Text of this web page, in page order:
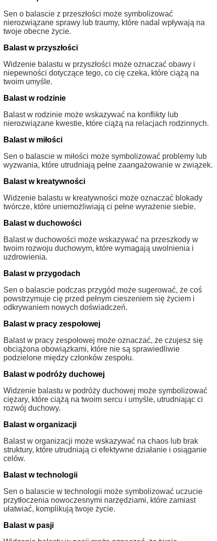
Sen o balascie z przeszłości może symbolizować
nierozwiązane sprawy lub traumy, które nadal wpływają na
twoje obecne życie.
Balast w przyszłości
Widzenie balastu w przyszłości może oznaczać obawy i
niepewności dotyczące tego, co cię czeka, które ciążą na
twoim umyśle.
Balast w rodzinie
Balast w rodzinie może wskazywać na konflikty lub
nierozwiązane kwestie, które ciążą na relacjach rodzinnych.
Balast w miłości
Sen o balascie w miłości może symbolizować problemy lub
wyzwania, które utrudniają pełne zaangażowanie w związek.
Balast w kreatywności
Widzenie balastu w kreatywności może oznaczać blokady
twórcze, które uniemożliwiają ci pełne wyrażenie siebie.
Balast w duchowości
Balast w duchowości może wskazywać na przeszkody w
twoim rozwoju duchowym, które wymagają uwolnienia i
uzdrowienia.
Balast w przygodach
Sen o balascie podczas przygód może sugerować, że coś
powstrzymuje cię przed pełnym cieszeniem się życiem i
odkrywaniem nowych doświadczeń.
Balast w pracy zespołowej
Balast w pracy zespołowej może oznaczać, że czujesz się
obciążona obowiązkami, które nie są sprawiedliwie
podzielone między członków zespołu.
Balast w podróży duchowej
Widzenie balastu w podróży duchowej może symbolizować
ciężary, które ciążą na twoim sercu i umyśle, utrudniając ci
rozwój duchowy.
Balast w organizacji
Balast w organizacji może wskazywać na chaos lub brak
struktury, które utrudniają ci efektywne działanie i osiąganie
celów.
Balast w technologii
Sen o balascie w technologii może symbolizować uczucie
przytłoczenia nowoczesnymi narzędziami, które zamiast
ułatwiać, komplikują twoje życie.
Balast w pasji